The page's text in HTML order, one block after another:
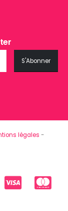
légales -